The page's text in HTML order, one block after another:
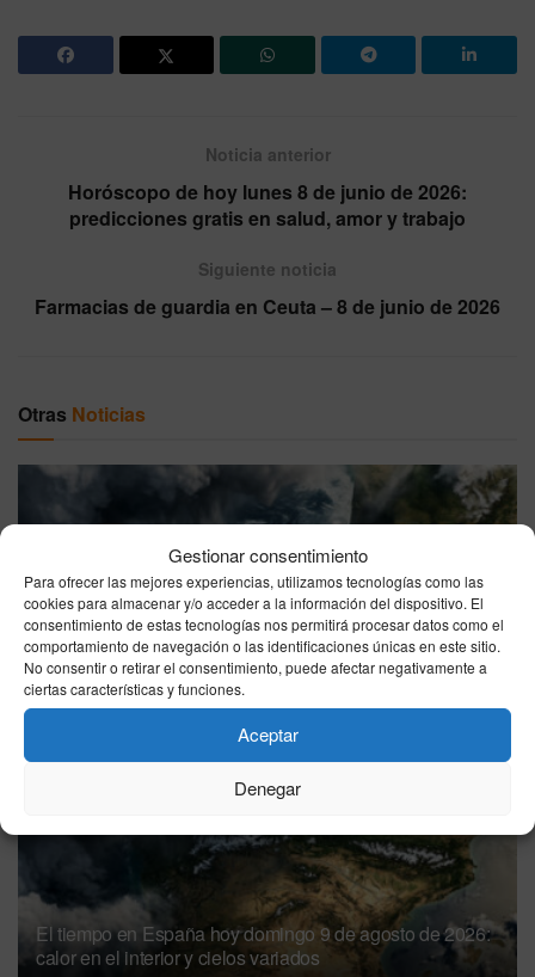
Gestionar consentimiento
Para ofrecer las mejores experiencias, utilizamos tecnologías como las
cookies para almacenar y/o acceder a la información del dispositivo. El
consentimiento de estas tecnologías nos permitirá procesar datos como el
comportamiento de navegación o las identificaciones únicas en este sitio.
No consentir o retirar el consentimiento, puede afectar negativamente a
ciertas características y funciones.
Aceptar
Denegar
Noticia anterior
Horóscopo de hoy lunes 8 de junio de 2026:
predicciones gratis en salud, amor y trabajo
Siguiente noticia
Farmacias de guardia en Ceuta – 8 de junio de 2026
Otras Noticias
El tiempo en España lunes 10 de agosto de 2026:
temperaturas altas y cielos mayormente despejados
El tiempo en España hoy domingo 9 de agosto de 2026:
calor en el interior y cielos variados